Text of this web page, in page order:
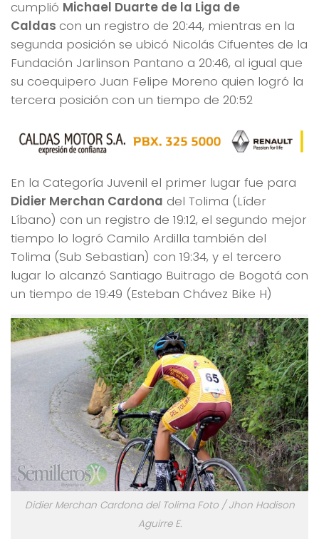
cumplió Michael Duarte de la Liga de
Caldas con un registro de 20:44, mientras en la
segunda posición se ubicó Nicolás Cifuentes de la
Fundación Jarlinson Pantano a 20:46, al igual que
su coequipero Juan Felipe Moreno quien logró la
tercera posición con un tiempo de 20:52
En la Categoría Juvenil el primer lugar fue para
Didier Merchan Cardona del Tolima (Líder
Líbano) con un registro de 19:12, el segundo mejor
tiempo lo logró Camilo Ardilla también del
Tolima (Sub Sebastian) con 19:34, y el tercero
lugar lo alcanzó Santiago Buitrago de Bogotá con
un tiempo de 19:49 (Esteban Chávez Bike H)
Didier Merchan Cardona del Tolima Foto / Jhon Hadison
Aguirre E.